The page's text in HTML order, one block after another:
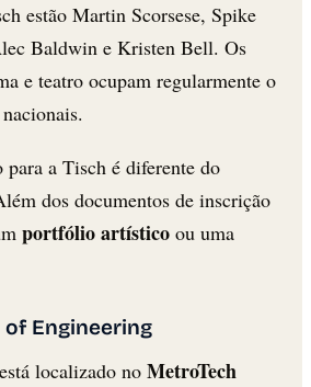
estão Martin Scorsese, Spike
Baldwin e Kristen Bell. Os
e teatro ocupam regularmente o
para a Tisch é diferente do
dos documentos de inscrição
portfólio artístico ou uma
Engineering
localizado no MetroTech